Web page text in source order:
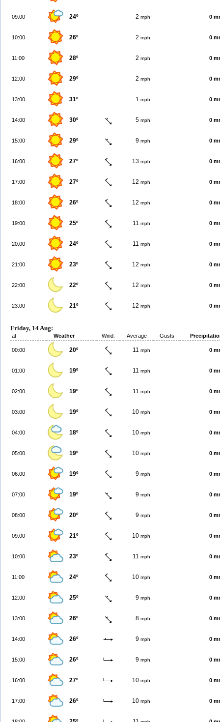
09:00 24º 2 mph 0
10:00 26º 2 mph 0
11:00 28º 2 mph 0
12:00 29º 2 mph 0
13:00 31º 1 mph 0
14:00 30º 5 mph 0
15:00 29º 9 mph 0
16:00 27º 13 mph 0
17:00 27º 12 mph 0
18:00 26º 12 mph 0
19:00 25º 11 mph 0
20:00 24º 11 mph 0
21:00 23º 12 mph 0
22:00 22º 12 mph 0
23:00 21º 12 mph 0
Friday, 14 Aug:
at Weather Wind: Average Gusts
00:00 20º 11 mph 0
01:00 19º 11 mph 0
02:00 19º 11 mph 0
03:00 19º 10 mph 0
04:00 18º 10 mph 0
05:00 19º 10 mph 0
06:00 19º 9 mph 0
07:00 19º 9 mph 0
08:00 20º 9 mph 0
09:00 21º 10 mph 0
10:00 23º 11 mph 0
11:00 24º 10 mph 0
12:00 25º 9 mph 0
13:00 26º 8 mph 0
14:00 26º 9 mph 0
15:00 26º 9 mph 0
16:00 27º 10 mph 0
17:00 26º 10 mph 0